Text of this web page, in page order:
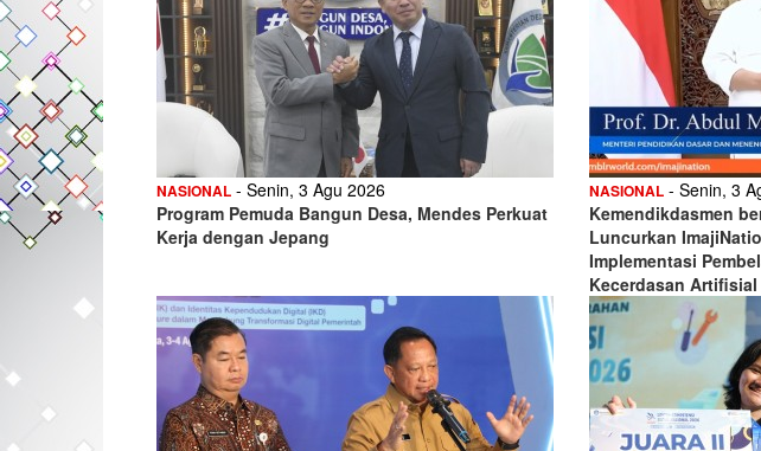
NASIONAL - Senin, 3 Agu 2026
Program Pemuda Bangun Desa, Mendes Perkuat
Kerja dengan Jepang
NASIONAL - Senin, 3
Kemendikdasmen
Luncurkan
Implementasi
Kecerdasan Artifisial